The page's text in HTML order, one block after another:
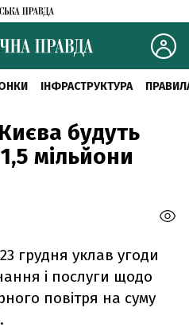
ІНФРАСТРУКТУРА
будуть
мільйони
грудня уклав угоди
і послуги щодо
повітря на суму